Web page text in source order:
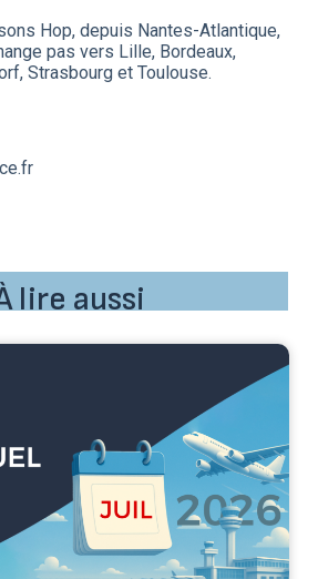
Hop, depuis Nantes-Atlantique,
pas vers Lille, Bordeaux,
Strasbourg et Toulouse.
lire aussi